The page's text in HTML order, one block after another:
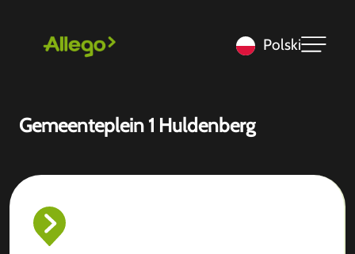
Polski
Gemeenteplein 1 Huldenberg